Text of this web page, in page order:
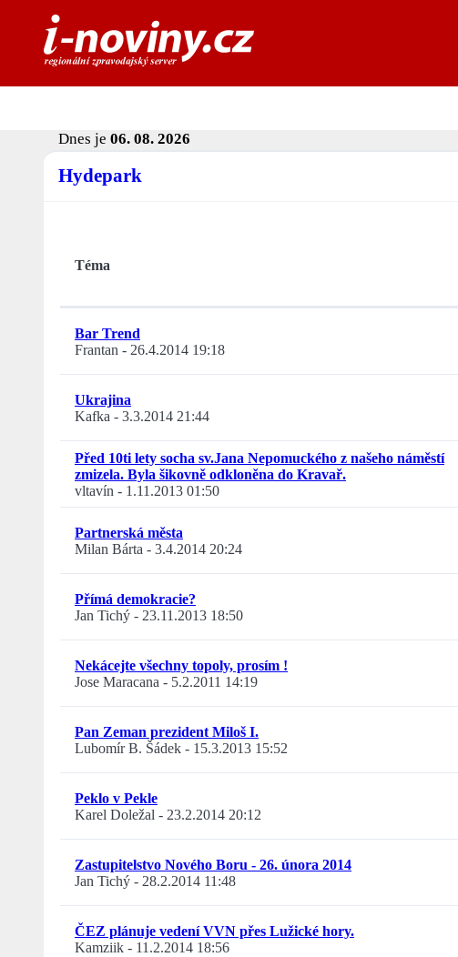
Dnes je 06. 08. 2026
Hydepark
Téma
Bar Trend
Frantan - 26.4.2014 19:18
Ukrajina
Kafka - 3.3.2014 21:44
Před 10ti lety socha sv.Jana Nepomuckého z našeho náměstí
zmizela. Byla šikovně odkloněna do Kravař.
vltavín - 1.11.2013 01:50
Partnerská města
Milan Bárta - 3.4.2014 20:24
Přímá demokracie?
Jan Tichý - 23.11.2013 18:50
Nekácejte všechny topoly, prosím !
Jose Maracana - 5.2.2011 14:19
Pan Zeman prezident Miloš I.
Lubomír B. Šádek - 15.3.2013 15:52
Peklo v Pekle
Karel Doležal - 23.2.2014 20:12
Zastupitelstvo Nového Boru - 26. února 2014
Jan Tichý - 28.2.2014 11:48
ČEZ plánuje vedení VVN přes Lužické hory.
Kamziik - 11.2.2014 18:56